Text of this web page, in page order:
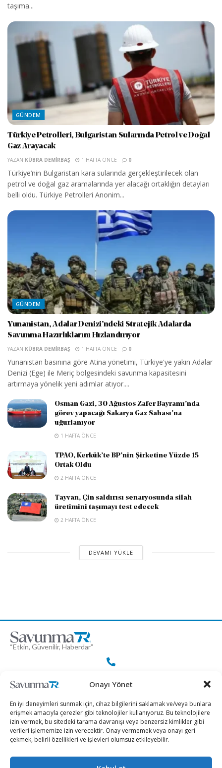
Onayı Yönet
En iyi deneyimleri sunmak için, cihaz bilgilerini saklamak ve/veya bunlara
erişmek amacıyla çerezler gibi teknolojiler kullanıyoruz. Bu teknolojilere
izin vermek, bu sitedeki tarama davranışı veya benzersiz kimlikler gibi
verileri işlememize izin verecektir. Onay vermemek veya onayı geri
çekmek, belirli özellikleri ve işlevleri olumsuz etkileyebilir.
taşıma...
GÜNDEM
Türkiye Petrolleri, Bulgaristan Sularında Petrol ve Doğal
Gaz Arayacak
YAZAN KÜBRA DEMIRBAŞ 1 HAFTA ÖNCE 0
Türkiye’nin Bulgaristan kara sularında gerçekleştirilecek olan
petrol ve doğal gaz aramalarında yer alacağı ortaklığın detayları
belli oldu. Türkiye Petrolleri Anonim...
GÜNDEM
Yunanistan, Adalar Denizi’ndeki Stratejik Adalarda
Savunma Hazırlıklarını Hızlandırıyor
YAZAN KÜBRA DEMIRBAŞ 1 HAFTA ÖNCE 0
Yunanistan basınına göre Atina yönetimi, Türkiye'ye yakın Adalar
Denizi (Ege) ile Meriç bölgesindeki savunma kapasitesini
artırmaya yönelik yeni adımlar atıyor....
Osman Gazi, 30 Ağustos Zafer Bayramı’nda
görev yapacağı Sakarya Gaz Sahası’na
uğurlanıyor
1 HAFTA ÖNCE
TPAO, Kerkük’te BP’nin Şirketine Yüzde 15
Ortak Oldu
2 HAFTA ÖNCE
Tayvan, Çin saldırısı senaryosunda silah
üretimini taşımayı test edecek
2 HAFTA ÖNCE
DEVAMI YÜKLE
“Etkin, Güvenilir, Haberdar”
+90 530 308 17 96
iletisim@savunmatr.com
2026 © Savunma TR. Tüm Hakları Saklıdır.